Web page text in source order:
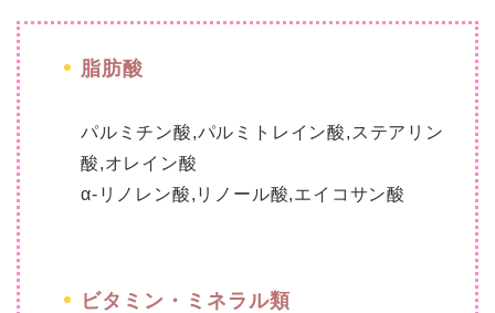
脂肪酸
パルミチン酸,パルミトレイン酸,ステアリン
酸,オレイン酸
α-リノレン酸,リノール酸,エイコサン酸
ビタミン・ミネラル類